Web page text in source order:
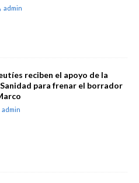
admin
reciben el apoyo de la
para frenar el borrador
admin